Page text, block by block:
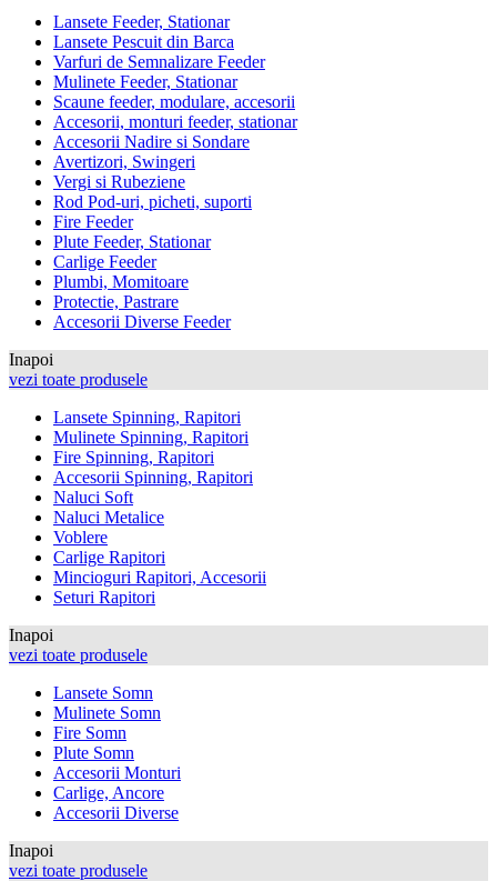
Lansete Feeder, Stationar
Lansete Pescuit din Barca
Varfuri de Semnalizare Feeder
Mulinete Feeder, Stationar
Scaune feeder, modulare, accesorii
Accesorii, monturi feeder, stationar
Accesorii Nadire si Sondare
Avertizori, Swingeri
Vergi si Rubeziene
Rod Pod-uri, picheti, suporti
Fire Feeder
Plute Feeder, Stationar
Carlige Feeder
Plumbi, Momitoare
Protectie, Pastrare
Accesorii Diverse Feeder
Inapoi
vezi toate produsele
Lansete Spinning, Rapitori
Mulinete Spinning, Rapitori
Fire Spinning, Rapitori
Accesorii Spinning, Rapitori
Naluci Soft
Naluci Metalice
Voblere
Carlige Rapitori
Mincioguri Rapitori, Accesorii
Seturi Rapitori
Inapoi
vezi toate produsele
Lansete Somn
Mulinete Somn
Fire Somn
Plute Somn
Accesorii Monturi
Carlige, Ancore
Accesorii Diverse
Inapoi
vezi toate produsele